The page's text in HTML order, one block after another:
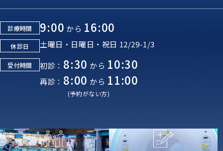
診療時間 9:00 から 16:00
休診日 土曜日・日曜日・祝日 12/29-1/3
受付時間 初診： 8:30 から 10:30
再診： 8:00 から 11:00
(予約がない方)